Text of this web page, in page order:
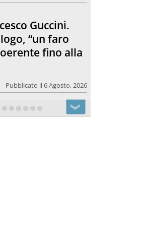
Guccini.
“un faro
fino alla
Pubblicato il 6 Agosto, 2026
❯